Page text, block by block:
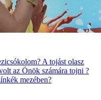
A tojást olasz
az Önök számára tojni ?
mezében?